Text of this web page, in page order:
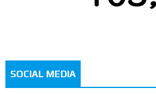
SOCIAL MEDIA